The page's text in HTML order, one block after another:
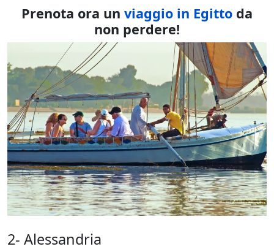
Prenota ora un viaggio in Egitto da
non perdere!
2- Alessandria